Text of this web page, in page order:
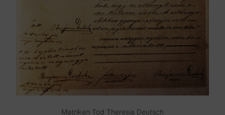
Matriken Tod Theresia Deutsch